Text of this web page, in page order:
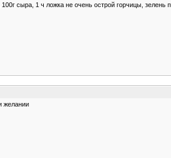
сыра, 1 ч ложка не очень острой горчицы, зелень
желании